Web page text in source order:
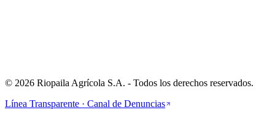
© 2026 Riopaila Agrícola S.A. - Todos los derechos reservados.
Línea Transparente · Canal de Denuncias